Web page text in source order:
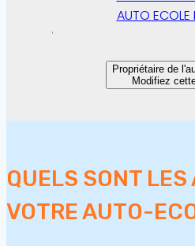
AUTO ECOLE
Propriétaire de
Modifiez
QUELS SONT LES
VOTRE AUTO-